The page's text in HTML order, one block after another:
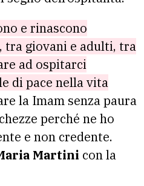
e rinascono
tra giovani e adulti, tra
ad ospitarci
di pace nella vita
la Imam senza paura
perché ne ho
e non credente.
Martini con la